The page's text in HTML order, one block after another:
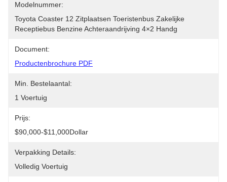
Modelnummer:
Toyota Coaster 12 Zitplaatsen Toeristenbus Zakelijke
Receptiebus Benzine Achteraandrijving 4×2 Handg
Document:
Productenbrochure PDF
Min. Bestelaantal:
1 Voertuig
Prijs:
$90,000-$11,000Dollar
Verpakking Details:
Volledig Voertuig